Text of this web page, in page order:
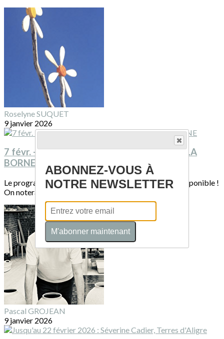
Roselyne SUQUET
9 janvier 2026
7 févr. - 31 déc. 2026 : programme du CCC LA
BORNE
Le programme du CCCLB pour 2026 est désormais disponible !
On notera une rétrospective de Marc...
Pascal GROJEAN
9 janvier 2026
ABONNEZ-VOUS À
NOTRE NEWSLETTER
M'abonner maintenant